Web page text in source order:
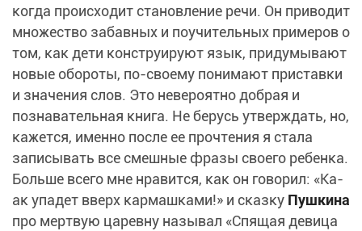
когда происходит становление речи. Он приводит
множество забавных и поучительных примеров о
том, как дети конструируют язык, придумывают
новые обороты, по-своему понимают приставки
и значения слов. Это невероятно добрая и
познавательная книга. Не берусь утверждать, но,
кажется, именно после ее прочтения я стала
записывать все смешные фразы своего ребенка.
Больше всего мне нравится, как он говорил: «Ка-
ак упадет вверх кармашками!» и сказку Пушкина
про мертвую царевну называл «Спящая девица